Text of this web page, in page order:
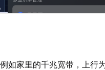
如家里的千兆宽带，上行